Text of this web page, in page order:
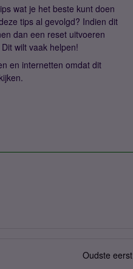
wat je het beste kunt doen
tips al gevolgd? Indien dit
dan een reset uitvoeren
wilt vaak helpen!
en internetten omdat dit
Oudste eerst